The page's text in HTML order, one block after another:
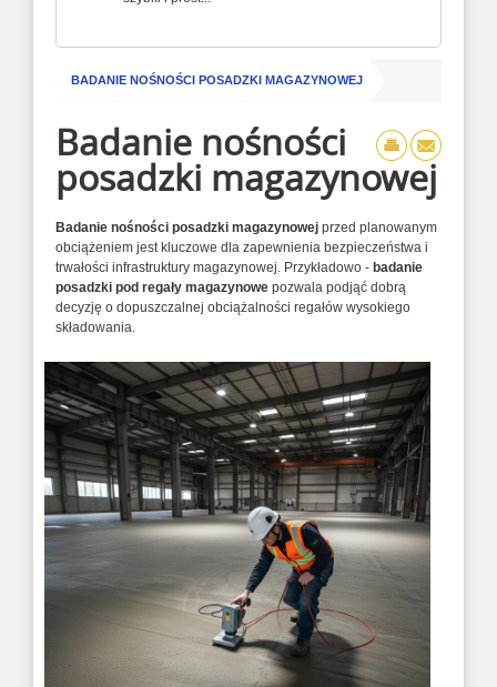
BADANIE NOŚNOŚCI POSADZKI MAGAZYNOWEJ
Badanie nośności
posadzki magazynowej
Badanie nośności posadzki magazynowej przed planowanym
obciążeniem jest kluczowe dla zapewnienia bezpieczeństwa i
trwałości infrastruktury magazynowej. Przykładowo - badanie
posadzki pod regały magazynowe pozwala podjąć dobrą
decyzję o dopuszczalnej obciążalności regałów wysokiego
składowania.